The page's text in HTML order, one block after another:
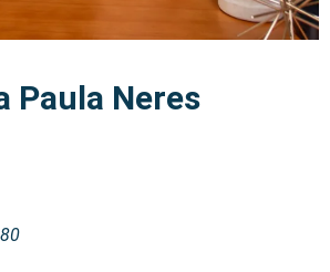
Paula Neres